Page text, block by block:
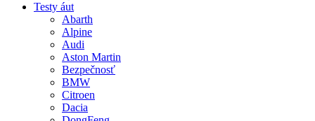
Testy áut
Abarth
Alpine
Audi
Aston Martin
Bezpečnosť
BMW
Citroen
Dacia